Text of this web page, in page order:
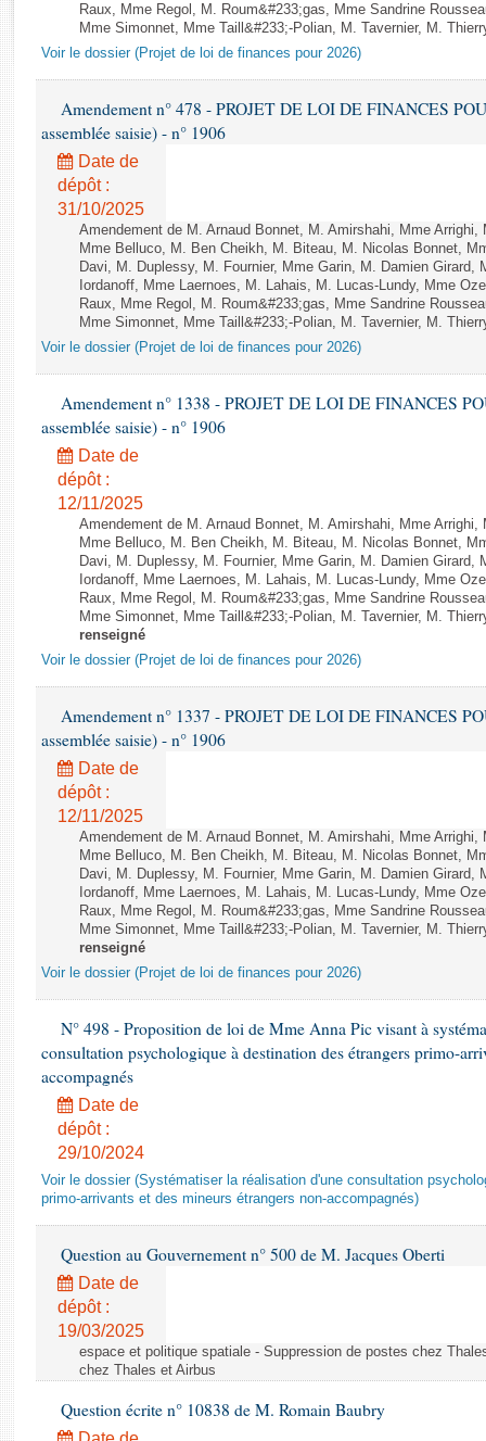
Rapports législatifs
Rapports sur l'application des lois
Dossiers législatifs
Budget et sécurité sociale
Questions écrites et orales
Comptes rendus des débats
Raux, Mme Regol, M. Roum&#233;gas, Mme Sandrine
Mme Simonnet, Mme Taill&#233;-Polian, M. Tavernier, M.
Voir le dossier (Projet de loi de finances pour 2026)
Amendement n° 478 - PROJET DE LOI DE FINANCES
assemblée saisie) - n° 1906
Date de
dépôt :
31/10/2025
Amendement de M. Arnaud Bonnet, M. Amirshahi, Mme
Mme Belluco, M. Ben Cheikh, M. Biteau, M. Nicolas Bonnet,
Davi, M. Duplessy, M. Fournier, Mme Garin, M. Damien Girard,
Iordanoff, Mme Laernoes, M. Lahais, M. Lucas-Lundy, Mme
Raux, Mme Regol, M. Roum&#233;gas, Mme Sandrine
Mme Simonnet, Mme Taill&#233;-Polian, M. Tavernier, M.
Voir le dossier (Projet de loi de finances pour 2026)
Amendement n° 1338 - PROJET DE LOI DE FINANCES
assemblée saisie) - n° 1906
Date de
dépôt :
12/11/2025
Amendement de M. Arnaud Bonnet, M. Amirshahi, Mme
Mme Belluco, M. Ben Cheikh, M. Biteau, M. Nicolas Bonnet,
Davi, M. Duplessy, M. Fournier, Mme Garin, M. Damien Girard,
Iordanoff, Mme Laernoes, M. Lahais, M. Lucas-Lundy, Mme
Raux, Mme Regol, M. Roum&#233;gas, Mme Sandrine
Mme Simonnet, Mme Taill&#233;-Polian, M. Tavernier, M.
renseigné
Voir le dossier (Projet de loi de finances pour 2026)
Amendement n° 1337 - PROJET DE LOI DE FINANCES
assemblée saisie) - n° 1906
Date de
dépôt :
12/11/2025
Amendement de M. Arnaud Bonnet, M. Amirshahi, Mme
Mme Belluco, M. Ben Cheikh, M. Biteau, M. Nicolas Bonnet,
Davi, M. Duplessy, M. Fournier, Mme Garin, M. Damien Girard,
Iordanoff, Mme Laernoes, M. Lahais, M. Lucas-Lundy, Mme
Raux, Mme Regol, M. Roum&#233;gas, Mme Sandrine
Mme Simonnet, Mme Taill&#233;-Polian, M. Tavernier, M.
renseigné
Voir le dossier (Projet de loi de finances pour 2026)
N° 498 - Proposition de loi de Mme Anna Pic visant à
consultation psychologique à destination des étrangers primo-
accompagnés
Date de
dépôt :
29/10/2024
Voir le dossier (Systématiser la réalisation d'une consultation
primo-arrivants et des mineurs étrangers non-accompagnés)
Question au Gouvernement n° 500 de M. Jacques Oberti
Date de
dépôt :
19/03/2025
espace et politique spatiale - Suppression de postes chez
chez Thales et Airbus
Question écrite n° 10838 de M. Romain Baubry